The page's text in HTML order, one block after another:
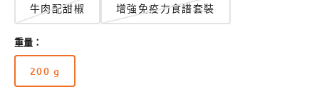
牛肉配甜椒 增強免疫力食譜套裝
重量：
200 g
版